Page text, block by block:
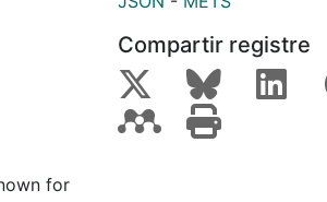
for
Compartir registre